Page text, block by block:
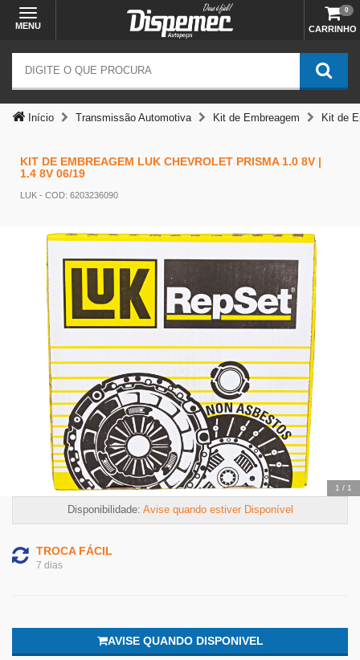
MENU CARRINHO
0
Início Transmissão Automotiva Kit de Embreagem Kit de
KIT DE EMBREAGEM LUK CHEVROLET PRISMA 1.0 8V |
1.4 8V 06/19
LUK - COD: 6203236090
1 / 1
Disponibilidade: Avise quando estiver Disponível
TROCA FÁCIL
7 dias
AVISE QUANDO DISPONIVEL
Temos outras opções mais
adequadas